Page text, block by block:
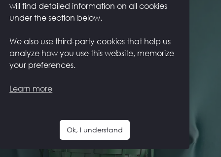
will find detailed information on all cookies
under the section below.
We also use third-party cookies that help us
analyze how you use this website, memorize
your preferences.
Learn more
Ok, I understand